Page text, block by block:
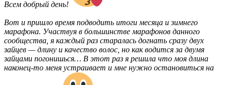
Всем добрый день!
Вот и пришло время подводить итоги месяца и зимнего
марафона. Участвуя в большинстве марафонов данного
сообщества, я каждый раз старалась догнать сразу двух
зайцев — длину и качество волос, но как водится за двумя
зайцами погонишься… В этот раз я решила что моя длина
наконец-то меня устраивает и мне нужно остановиться на